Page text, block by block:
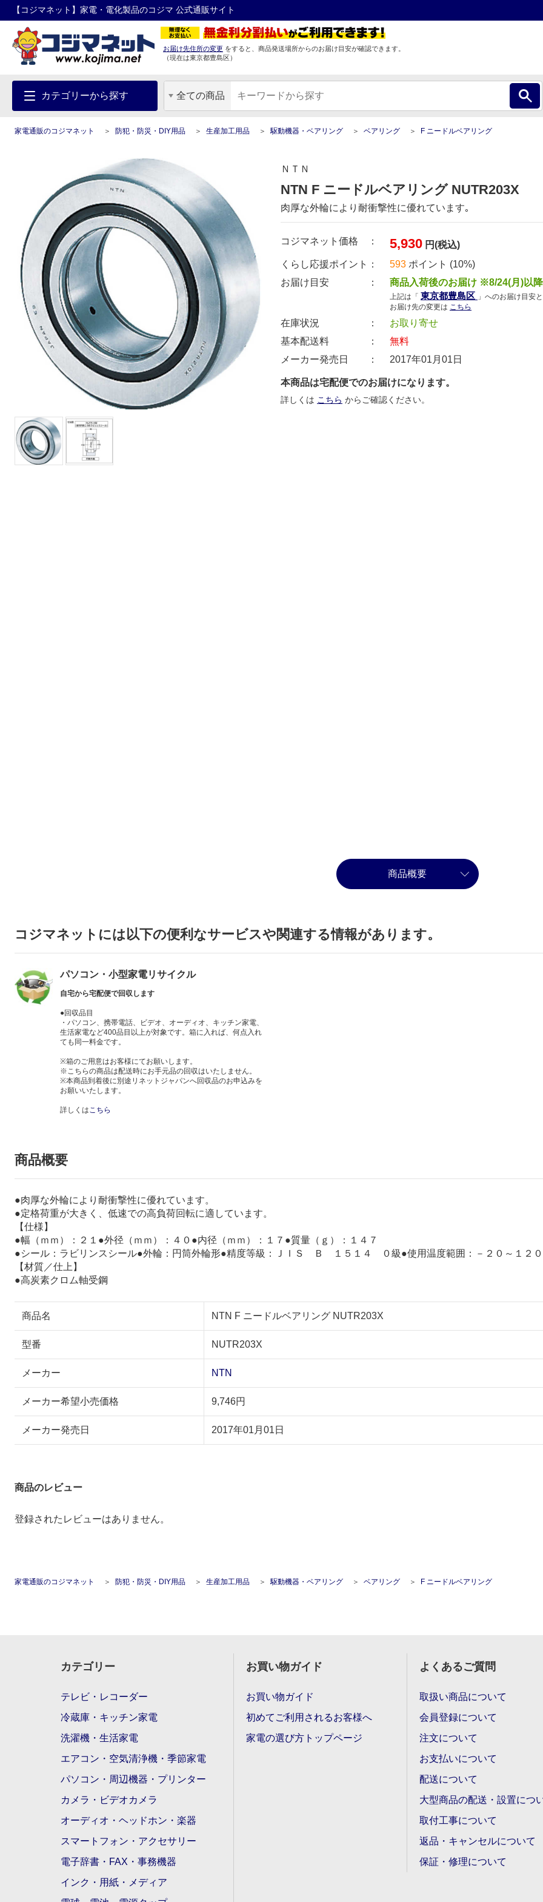
【コジマネット】家電・電化製品のコジマ 公式通販サイト
お届け先住所の変更 をすると、商品発送場所からのお届け目安が確認できます。
（現在は東京都豊島区）
カテゴリーから探す 全ての商品
家電通販のコジマネット 防犯・防災・DIY用品 生産加工用品 駆動機器・ベアリング ベアリング F ニードルベアリング
ＮＴＮ
NTN F ニードルベアリング NUTR203X
肉厚な外輪により耐衝撃性に優れています｡
コジマネット価格 ： 5,930 円(税込)
くらし応援ポイント：
593 ポイント (10%)
お届け目安 ：
商品入荷後のお届け ※8/24(月)以
上記は「 東京都豊島区 」へのお届け目安
お届け先の変更は こちら
在庫状況 ：
お取り寄せ
基本配送料 ：
無料
メーカー発売日 ：
2017年01月01日
本商品は宅配便でのお届けになります。
詳しくは こちら からご確認ください。
商品概要
コジマネットには以下の便利なサービスや関連する情報があります。
パソコン・小型家電リサイクル
自宅から宅配便で回収します
●回収品目
・パソコン、携帯電話、ビデオ、オーディオ、キッチン家電、
生活家電など400品目以上が対象です。箱に入れば、何点入れ
ても同一料金です。
※箱のご用意はお客様にてお願いします。
※こちらの商品は配送時にお手元品の回収はいたしません。
※本商品到着後に別途リネットジャパンへ回収品のお申込みを
お願いいたします。
詳しくはこちら
商品概要
●肉厚な外輪により耐衝撃性に優れています。
●定格荷重が大きく、低速での高負荷回転に適しています。
【仕様】
●幅（ｍｍ）：２１●外径（ｍｍ）：４０●内径（ｍｍ）：１７●質量（ｇ）：１４７
●シール：ラビリンスシール●外輪：円筒外輪形●精度等級：ＪＩＳ Ｂ １５１４ ０級●使用温度範囲：－２０～１２
【材質／仕上】
●高炭素クロム軸受鋼
商品名 NTN F ニードルベアリング NUTR203X
型番 NUTR203X
メーカー NTN
メーカー希望小売価格 9,746円
メーカー発売日 2017年01月01日
商品のレビュー
登録されたレビューはありません。
家電通販のコジマネット 防犯・防災・DIY用品 生産加工用品 駆動機器・ベアリング ベアリング F ニードルベアリング
カテゴリー
テレビ・レコーダー
冷蔵庫・キッチン家電
洗濯機・生活家電
エアコン・空気清浄機・季節家電
パソコン・周辺機器・プリンター
カメラ・ビデオカメラ
オーディオ・ヘッドホン・楽器
スマートフォン・アクセサリー
電子辞書・FAX・事務機器
インク・用紙・メディア
お買い物ガイド
お買い物ガイド
初めてご利用されるお客様へ
家電の選び方トップページ
よくあるご質問
取扱い商品について
会員登録について
注文について
お支払いについて
配送について
大型商品の配送・設置につ
取付工事について
返品・キャンセルについて
保証・修理について